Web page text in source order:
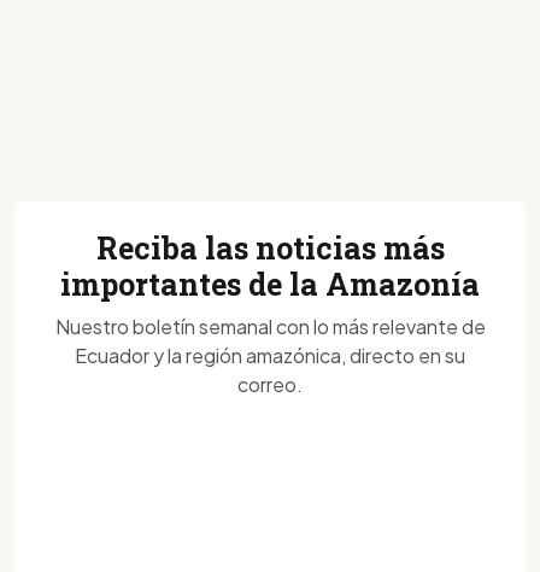
Reciba las noticias más
importantes de la Amazonía
Nuestro boletín semanal con lo más relevante de
Ecuador y la región amazónica, directo en su
correo.